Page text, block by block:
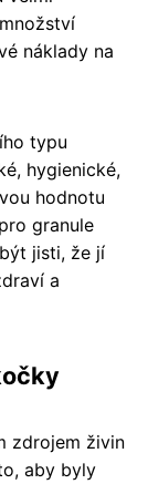
náklady na
typu
hygienické,
hodnotu
granule
jisti, že jí
a
zdrojem živin
aby byly